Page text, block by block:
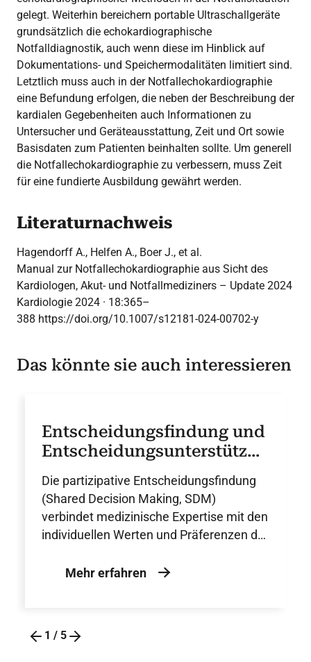
gelegt. Weiterhin bereichern portable Ultraschallgeräte
grundsätzlich die echokardiographische
Notfalldiagnostik, auch wenn diese im Hinblick auf
Dokumentations- und Speichermodalitäten limitiert sind.
Letztlich muss auch in der Notfallechokardiographie
eine Befundung erfolgen, die neben der Beschreibung der
kardialen Gegebenheiten auch Informationen zu
Untersucher und Geräteausstattung, Zeit und Ort sowie
Basisdaten zum Patienten beinhalten sollte. Um generell
die Notfallechokardiographie zu verbessern, muss Zeit
für eine fundierte Ausbildung gewährt werden.
Literaturnachweis
Hagendorff A., Helfen A., Boer J., et al.
Manual zur Notfallechokardiographie aus Sicht des
Kardiologen, Akut- und Notfallmediziners – Update 2024
Kardiologie 2024 · 18:365–
388 https://doi.org/10.1007/s12181-024-00702-y
Das könnte sie auch interessieren
Entscheidungsfindung und
Entscheidungsunterstützun
g in der Herzmedizin
Die partizipative Entscheidungsfindung
(Shared Decision Making, SDM)
verbindet medizinische Expertise mit den
individuellen Werten und Präferenzen der
Entscheidungshilfen als zentraler
unterstützt.
Mehr erfahren
1 / 5